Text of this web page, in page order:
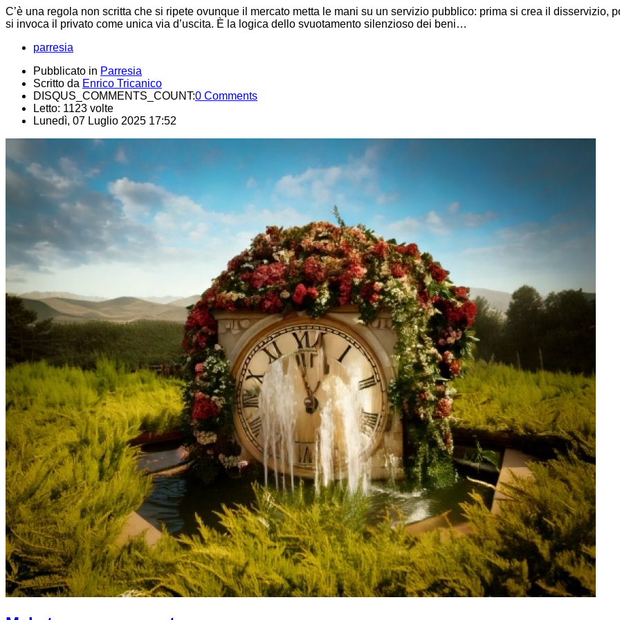
C’è una regola non scritta che si ripete ovunque il mercato metta le mani su un servizio pubblico: prima si crea il disservizio,
si invoca il privato come unica via d’uscita. È la logica dello svuotamento silenzioso dei beni…
parresia
Pubblicato in Parresia
Scritto da Enrico Tricanico
DISQUS_COMMENTS_COUNT:0 Comments
Letto: 1123 volte
Lunedì, 07 Luglio 2025 17:52